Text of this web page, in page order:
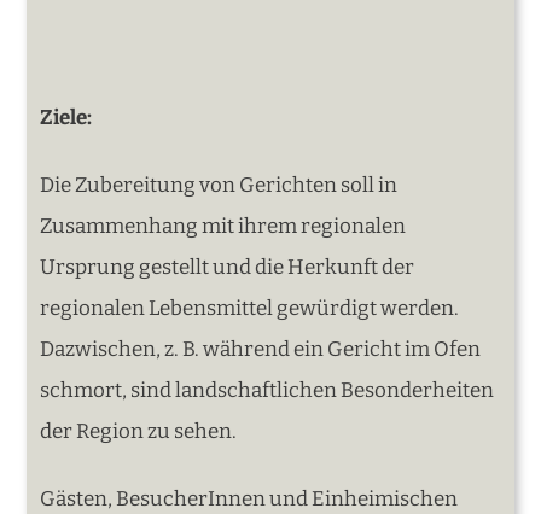
Ziele:
Die Zubereitung von Gerichten soll in
Zusammenhang mit ihrem regionalen
Ursprung gestellt und die Herkunft der
regionalen Lebensmittel gewürdigt werden.
Dazwischen, z. B. während ein Gericht im Ofen
schmort, sind landschaftlichen Besonderheiten
der Region zu sehen.
Gästen, BesucherInnen und Einheimischen